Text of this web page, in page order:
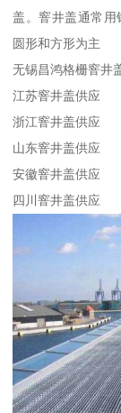
盖。窨井盖通常用
圆形和方形为主
无锡昌鸿格栅窨井
江苏窨井盖供应
浙江窨井盖供应
山东窨井盖供应
安徽窨井盖供应
四川窨井盖供应